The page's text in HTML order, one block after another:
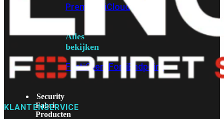
Prem
FortiCloud
Alles
bekijken
FortiClient FortiEndpoint
Security
Fabric
Producten
KLANTENSERVICE